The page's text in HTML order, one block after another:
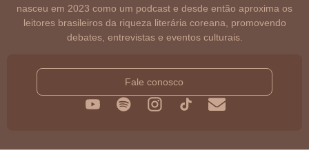
nasceu em 2023 como um podcast e desde então aproxima os
leitores brasileiros da riqueza literária coreana, promovendo
debates, entrevistas e eventos culturais.
Fale conosco